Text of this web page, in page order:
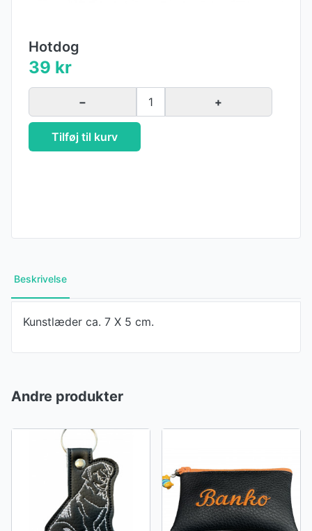
Hotdog
39 kr
− 1 +
Tilføj til kurv
Beskrivelse
Kunstlæder ca. 7 X 5 cm.
Andre produkter